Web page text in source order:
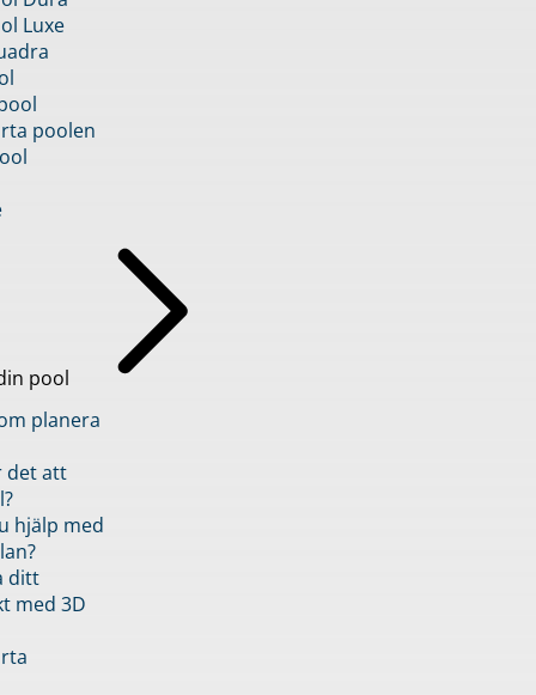
Luxe
poolen
pool
planera
det att
hjälp med
ditt
med 3D